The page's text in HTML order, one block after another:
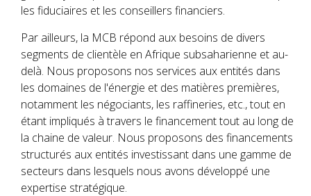
les fiduciaires et les conseillers financiers.
Par ailleurs, la MCB répond aux besoins de divers
segments de clientèle en Afrique subsaharienne et au-
delà. Nous proposons nos services aux entités dans
les domaines de l'énergie et des matières premières,
notamment les négociants, les raffineries, etc., tout en
étant impliqués à travers le financement tout au long de
la chaine de valeur. Nous proposons des financements
structurés aux entités investissant dans une gamme de
secteurs dans lesquels nous avons développé une
expertise stratégique.